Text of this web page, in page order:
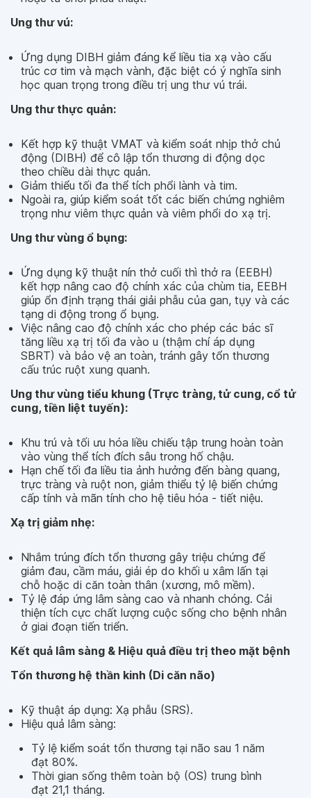
Ung thư vú:
Ứng dụng DIBH giảm đáng kể liều tia xạ vào cấu
trúc cơ tim và mạch vành, đặc biệt có ý nghĩa sinh
học quan trọng trong điều trị ung thư vú trái.
Ung thư thực quản:
Kết hợp kỹ thuật VMAT và kiểm soát nhịp thở chủ
động (DIBH) để cô lập tổn thương di động dọc
theo chiều dài thực quản.
Giảm thiểu tối đa thể tích phổi lành và tim.
Ngoài ra, giúp kiểm soát tốt các biến chứng nghiêm
trọng như viêm thực quản và viêm phổi do xạ trị.
Ung thư vùng ổ bụng:
Ứng dụng kỹ thuật nín thở cuối thì thở ra (EEBH)
kết hợp nâng cao độ chính xác của chùm tia, EEBH
giúp ổn định trạng thái giải phẫu của gan, tụy và các
tạng di động trong ổ bụng.
Việc nâng cao độ chính xác cho phép các bác sĩ
tăng liều xạ trị tối đa vào u (thậm chí áp dụng
SBRT) và bảo vệ an toàn, tránh gây tổn thương
cấu trúc ruột xung quanh.
Ung thư vùng tiểu khung (Trực tràng, tử cung, cổ tử
cung, tiền liệt tuyến):
Khu trú và tối ưu hóa liều chiếu tập trung hoàn toàn
vào vùng thể tích đích sâu trong hố chậu.
Hạn chế tối đa liều tia ảnh hưởng đến bàng quang,
trực tràng và ruột non, giảm thiểu tỷ lệ biến chứng
cấp tính và mãn tính cho hệ tiêu hóa - tiết niệu.
Xạ trị giảm nhẹ:
Nhắm trúng đích tổn thương gây triệu chứng để
giảm đau, cầm máu, giải ép do khối u xâm lấn tại
chỗ hoặc di căn toàn thân (xương, mô mềm).
Tỷ lệ đáp ứng lâm sàng cao và nhanh chóng. Cải
thiện tích cực chất lượng cuộc sống cho bệnh nhân
ở giai đoạn tiến triển.
Kết quả lâm sàng & Hiệu quả điều trị theo mặt bệnh
Tổn thương hệ thần kinh (Di căn não)
Kỹ thuật áp dụng: Xạ phẫu (SRS).
Hiệu quả lâm sàng:
Tỷ lệ kiểm soát tổn thương tại não sau 1 năm
đạt 80%.
Thời gian sống thêm toàn bộ (OS) trung bình
đạt 21,1 tháng.